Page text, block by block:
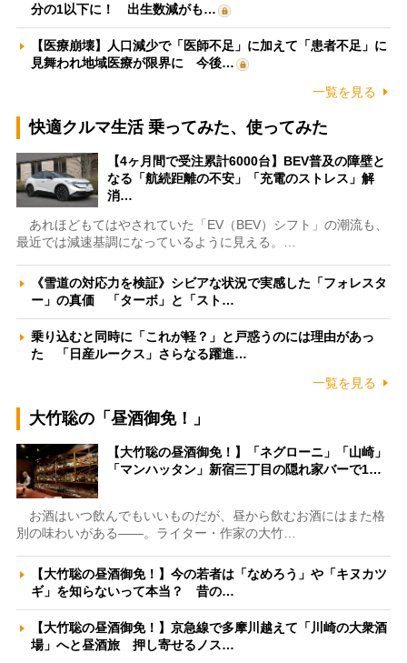
分の1以下に！ 出生数減がも…
【医療崩壊】人口減少で「医師不足」に加えて「患者不足」に
見舞われ地域医療が限界に 今後…
一覧を見る
快適クルマ生活 乗ってみた、使ってみた
【4ヶ月間で受注累計6000台】BEV普及の障壁と
なる「航続距離の不安」「充電のストレス」解
消…
あれほどもてはやされていた「EV（BEV）シフト」の潮流も、
最近では減速基調になっているように見える。…
《雪道の対応力を検証》シビアな状況で実感した「フォレスタ
ー」の真価 「ターボ」と「スト…
乗り込むと同時に「これが軽？」と戸惑うのには理由があっ
た 「日産ルークス」さらなる躍進…
一覧を見る
大竹聡の「昼酒御免！」
【大竹聡の昼酒御免！】「ネグローニ」「山崎」
「マンハッタン」新宿三丁目の隠れ家バーで1…
お酒はいつ飲んでもいいものだが、昼から飲むお酒にはまた格
別の味わいがある――。ライター・作家の大竹…
【大竹聡の昼酒御免！】今の若者は「なめろう」や「キヌカツ
ギ」を知らないって本当？ 昔の…
【大竹聡の昼酒御免！】京急線で多摩川越えて「川崎の大衆酒
場」へと昼酒旅 押し寄せるノス…